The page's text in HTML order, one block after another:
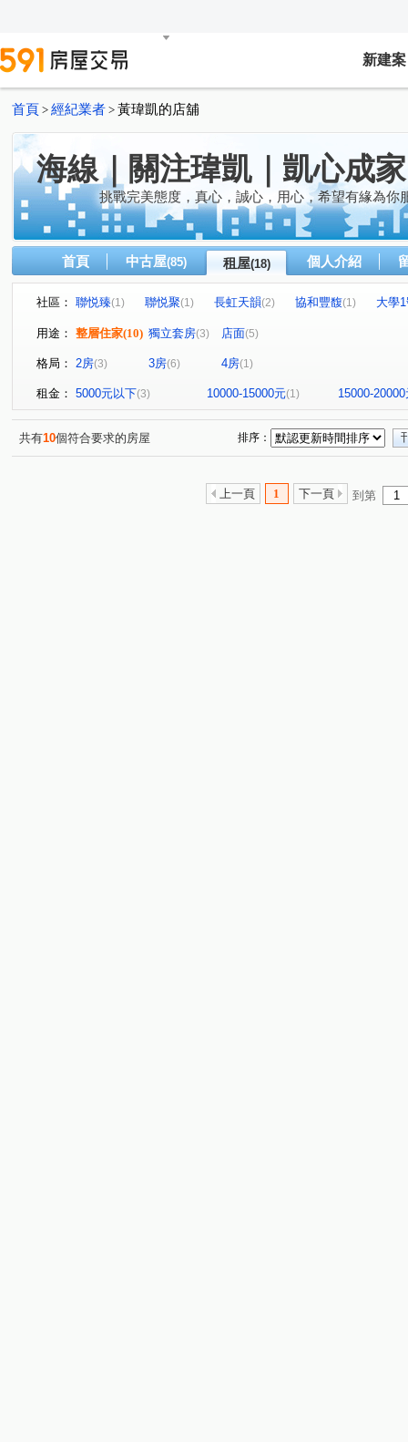
新建案
首頁 > 經紀業者 > 黃瑋凱的店舖
海線｜關注瑋凱｜凱心成家
挑戰完美態度，真心，誠心，用心，希望有緣為你
首頁 中古屋(85) 租屋(18) 個人介紹
社區： 聯悦臻(1) 聯悦聚(1) 長虹天韻(2) 協和豐馥(1)
大學
閱好書房
家來獵富座 (1)
港新五路 六路二街 港埠路二段
四維中路(1) (1)
用途： 整層住家(10) 獨立套房(3) 店面(5)
格局： 2房(3) 3房(6) 4房(1)
租金： 5000元以下(3) 10000-15000元(1) 15000-20000
共有10個符合要求的房屋 排序：
上一頁 1 下一頁 到第